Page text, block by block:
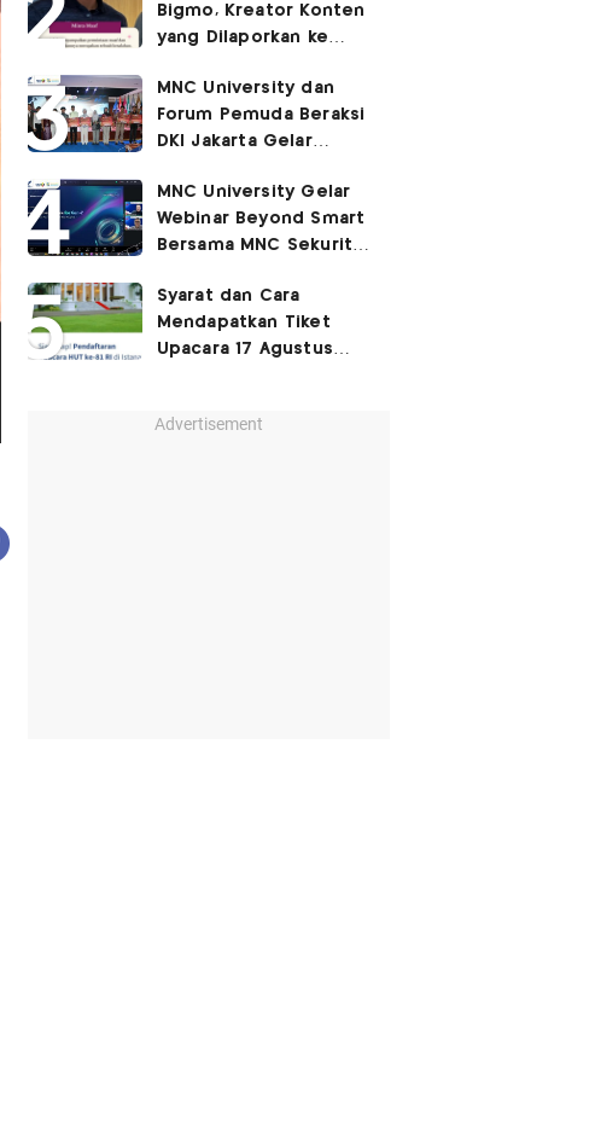
Bigmo, Kreator Konten
yang Dilaporkan ke
Promosi Vape
MNC University dan
Forum Pemuda Beraksi
DKI Jakarta Gelar
Turning Young Ideas
Into Real Impact
MNC University Gelar
Webinar Beyond Smart
Bersama MNC Sekuritas
Finansial Gen Z
Syarat dan Cara
Mendapatkan Tiket
Upacara 17 Agustus
Advertisement